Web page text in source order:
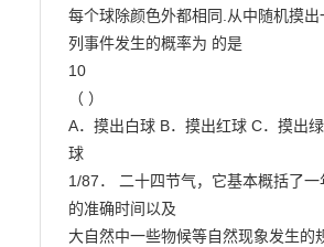
每个球除颜色外都相同.从中随机摸
列事件发生的概率为 的是
10
（ ）
A．摸出白球 B．摸出红球 C．摸出
球
1/87． 二十四节气，它基本概括了
的准确时间以及
大自然中一些物候等自然现象发生的